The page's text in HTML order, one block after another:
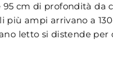
95 cm di profondità da
più ampi arrivano a
letto si distende per